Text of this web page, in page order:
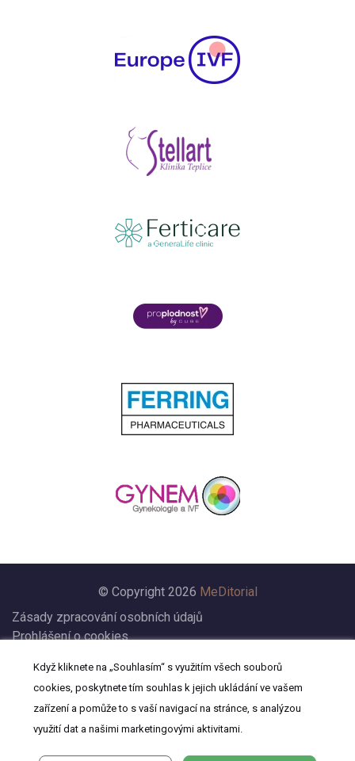
© Copyright 2026 MeDitorial
Zásady zpracování osobních údajů
Prohlášení o cookies
Prohlášení
Kontakt
Když kliknete na „Souhlasím“ s využitím všech souborů
cookies, poskytnete tím souhlas k jejich ukládání ve vašem
zařízení a pomůže to s vaší navigací na stránce, s analýzou
využití dat a našimi marketingovými aktivitami.